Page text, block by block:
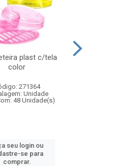
plast c/tela
color
271364
Unidade
48 Unidade(s)
seu login ou
se para
comprar.